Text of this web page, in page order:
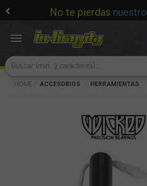
No te pierdas nuestro
Toggle
HOME ACCESORIOS HERRAMIENTAS